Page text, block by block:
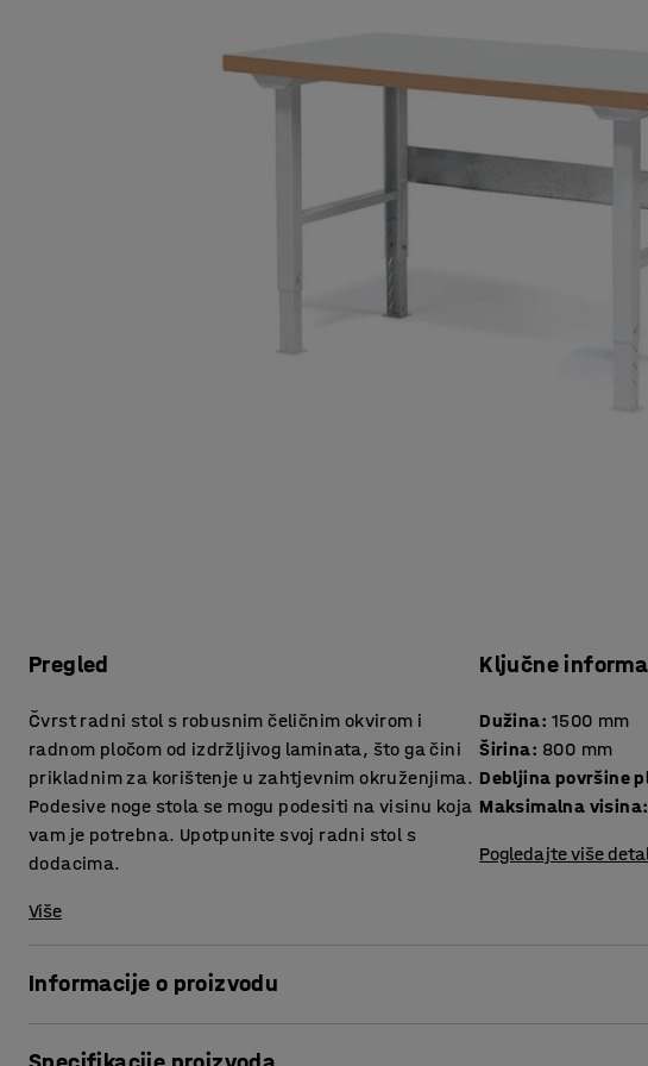
Pregled
Čvrst radni stol s robusnim čeličnim okvirom i
radnom pločom od izdržljivog laminata, što ga čini
prikladnim za korištenje u zahtjevnim okruženjima.
Podesive noge stola se mogu podesiti na visinu koja
vam je potrebna. Upotpunite svoj radni stol s
dodacima.
Više
Ključne
Dužina: 1500 mm
Širina: 800 mm
Debljina
Maksimalna visina:
Pogledajte više
Informacije o proizvodu